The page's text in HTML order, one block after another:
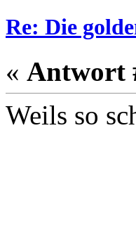
Re: Die
« Antwort
Weils so